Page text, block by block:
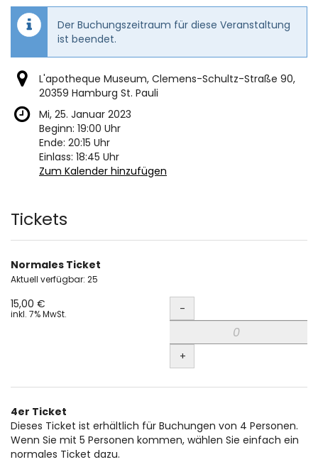
Der Buchungszeitraum für diese Veranstaltung
ist beendet.
L'apotheque Museum, Clemens-Schultz-Straße 90,
20359 Hamburg St. Pauli
Mi, 25. Januar 2023
Beginn: 19:00 Uhr
Ende: 20:15 Uhr
Einlass: 18:45 Uhr
Zum Kalender hinzufügen
Produkte
Tickets
Normales Ticket
Aktuell verfügbar: 25
15,00 €
inkl. 7% MwSt. Menge
-
+
4er Ticket
Dieses Ticket ist erhältlich für Buchungen von 4 Personen.
Wenn Sie mit 5 Personen kommen, wählen Sie einfach ein
normales Ticket dazu.